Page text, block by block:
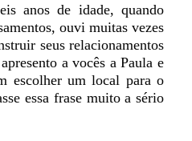
anos de idade, quando
ouvi muitas vezes
seus relacionamentos
a vocês a Paula e
escolher um local para o
essa frase muito a sério